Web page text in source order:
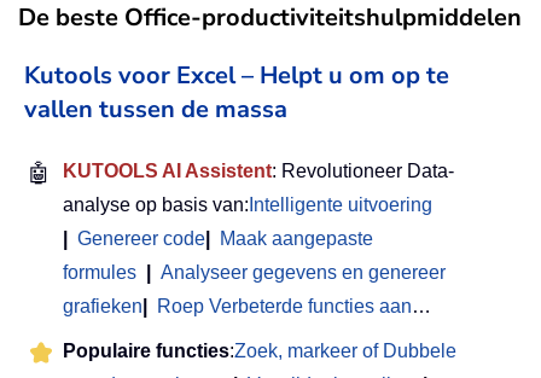
De beste Office-productiviteitshulpmiddelen
Kutools voor Excel – Helpt u om op te
vallen tussen de massa
🤖 KUTOOLS AI Assistent: Revolutioneer Data-
analyse op basis van: Intelligente uitvoering
Genereer code
Maak aangepaste
formules
Analyseer gegevens en genereer
grafieken
Roep Verbeterde functies aan…
Populaire functies:Zoek, markeer of Dubbele